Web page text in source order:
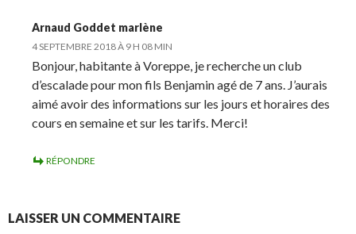
Arnaud Goddet marlène
4 SEPTEMBRE 2018 À 9 H 08 MIN
Bonjour, habitante à Voreppe, je recherche un club
d’escalade pour mon fils Benjamin agé de 7 ans. J’aurais
aimé avoir des informations sur les jours et horaires des
cours en semaine et sur les tarifs. Merci!
RÉPONDRE
LAISSER UN COMMENTAIRE